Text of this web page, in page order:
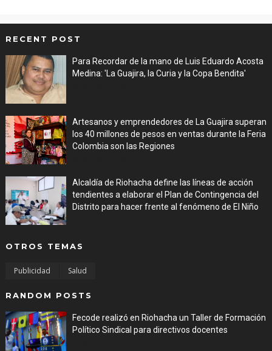
RECENT POST
Para Recordar de la mano de Luis Eduardo Acosta
Medina: 'La Guajira, la Curia y la Copa Bendita'
Artesanos y emprendedores de La Guajira superan
los 40 millones de pesos en ventas durante la Feria
Colombia son las Regiones
Alcaldía de Riohacha define las líneas de acción
tendientes a elaborar el Plan de Contingencia del
Distrito para hacer frente al fenómeno de El Niño
OTROS TEMAS
Publicidad Salud
RANDOM POSTS
Fecode realizó en Riohacha un Taller de Formación
Político Sindical para directivos docentes